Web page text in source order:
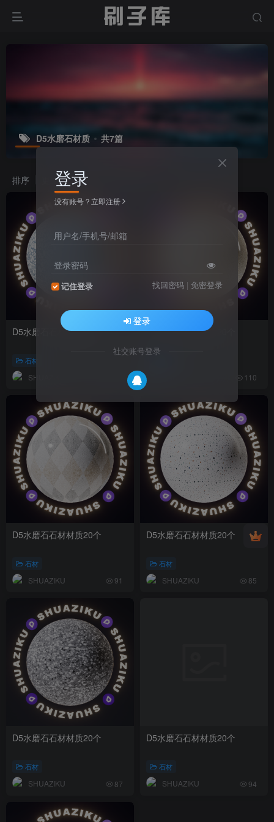
D5水磨石材质 共7篇
排序 更新 浏览
D5水磨石石材材质20个
石材
SHUAZIKU
D5水磨石石材材质20个
110
D5水磨石石材材质20个
石材
SHUAZIKU 91
D5水磨石石材材质20个
石材
SHUAZIKU 85
D5水磨石石材材质20个
石材
SHUAZIKU 87
D5水磨石石材材质20个
石材
SHUAZIKU 94
登录
没有账号？立即注册
用户名/手机号/邮箱
登录密码
记住登录 找回密码 | 免密登录
登录
社交账号登录